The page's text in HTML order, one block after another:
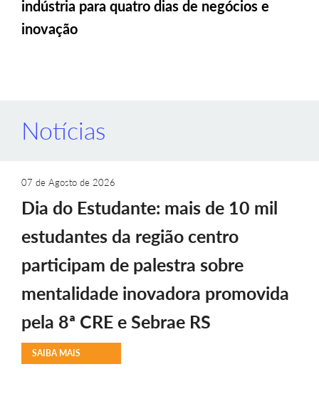
indústria para quatro dias de negócios e
inovação
Notícias
07 de Agosto de 2026
Dia do Estudante: mais de 10 mil
estudantes da região centro
participam de palestra sobre
mentalidade inovadora promovida
pela 8ª CRE e Sebrae RS
SAIBA MAIS